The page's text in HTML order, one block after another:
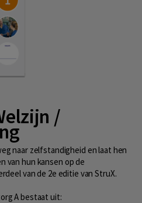
/
naar zelfstandigheid en laat hen
van hun kansen op de
van de 2e editie van StruX.
A bestaat uit: